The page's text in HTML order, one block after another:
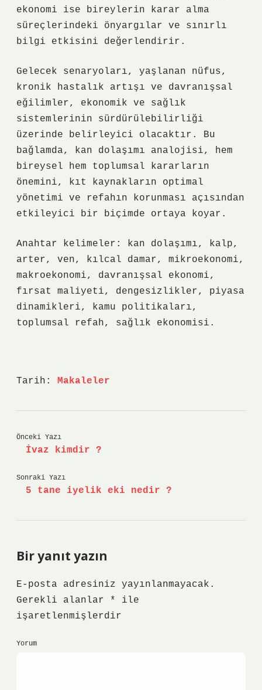
ekonomi ise bireylerin karar alma
süreçlerindeki önyargılar ve sınırlı
bilgi etkisini değerlendirir.
Gelecek senaryoları, yaşlanan nüfus,
kronik hastalık artışı ve davranışsal
eğilimler, ekonomik ve sağlık
sistemlerinin sürdürülebilirliği
üzerinde belirleyici olacaktır. Bu
bağlamda, kan dolaşımı analojisi, hem
bireysel hem toplumsal kararların
önemini, kıt kaynakların optimal
yönetimi ve refahın korunması açısından
etkileyici bir biçimde ortaya koyar.
Anahtar kelimeler: kan dolaşımı, kalp,
arter, ven, kılcal damar, mikroekonomi,
makroekonomi, davranışsal ekonomi,
fırsat maliyeti, dengesizlikler, piyasa
dinamikleri, kamu politikaları,
toplumsal refah, sağlık ekonomisi.
Tarih: Makaleler
Önceki Yazı
İvaz kimdir ?
Sonraki Yazı
5 tane iyelik eki nedir ?
Bir yanıt yazın
E-posta adresiniz yayınlanmayacak.
Gerekli alanlar
*
ile
işaretlenmişlerdir
Yorum